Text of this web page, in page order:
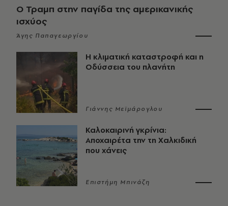
Ο Τραμπ στην παγίδα της αμερικανικής
ισχύος
Άγης Παπαγεωργίου
Η κλιματική καταστροφή και η
Οδύσσεια του πλανήτη
Γιάννης Μεϊμάρογλου
Καλοκαιρινή γκρίνια:
Αποχαιρέτα την τη Χαλκιδική
που χάνεις
Επιστήμη Μπινάζη